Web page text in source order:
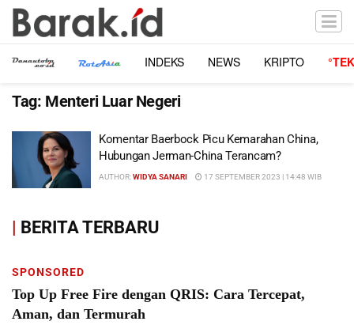
INDEKS NEWS KRIPTO
Tag: Menteri Luar Negeri
Komentar Baerbock Picu Kemarahan China,
Hubungan Jerman-China Terancam?
AUTHOR:WIDYA SANARI 17 SEPTEMBER 2023 | 14:48 WIB
| BERITA TERBARU
SPONSORED
Top Up Free Fire dengan QRIS: Cara Tercepat,
Aman, dan Termurah